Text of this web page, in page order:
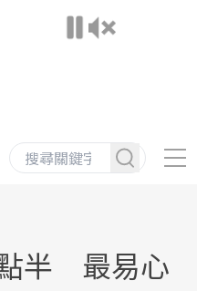
半 最易心